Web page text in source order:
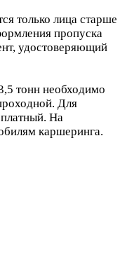
только лица старше
пропуска
удостоверяющий
тонн необходимо
Для
На
каршеринга.